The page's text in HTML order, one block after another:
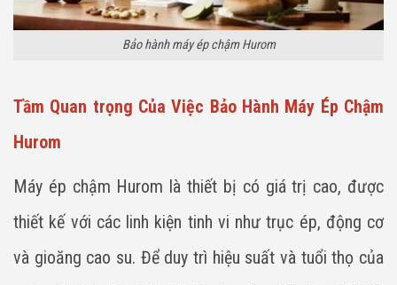
Bảo hành máy ép chậm Hurom
Tầm Quan trọng Của Việc Bảo Hành Máy Ép Chậm
Hurom
Máy ép chậm Hurom là thiết bị có giá trị cao, được
thiết kế với các linh kiện tinh vi như trục ép, động cơ
và gioăng cao su. Để duy trì hiệu suất và tuổi thọ của